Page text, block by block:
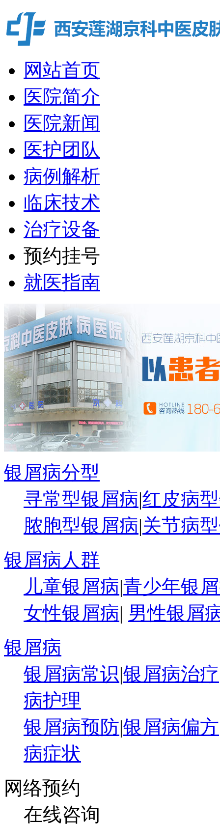
网站首页
医院简介
医院新闻
医护团队
病例解析
临床技术
治疗设备
预约挂号
就医指南
银屑病分型
寻常型银屑病|红皮病
脓胞型银屑病|关节病
银屑病人群
儿童银屑病|青少年银
女性银屑病| 男性银屑
银屑病
银屑病常识|银屑病治疗
病护理
银屑病预防|银屑病偏方
病症状
网络预约
在线咨询